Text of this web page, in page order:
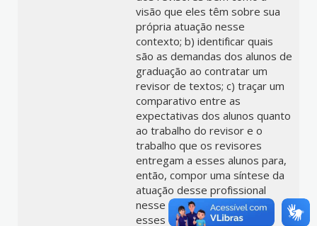
visão que eles têm sobre sua
própria atuação nesse
contexto; b) identificar quais
são as demandas dos alunos de
graduação ao contratar um
revisor de textos; c) traçar um
comparativo entre as
expectativas dos alunos quanto
ao trabalho do revisor e o
trabalho que os revisores
entregam a esses alunos para,
então, compor uma síntese da
atuação desse profissional
nesse cenário. Perseguindo
esses objetivos,